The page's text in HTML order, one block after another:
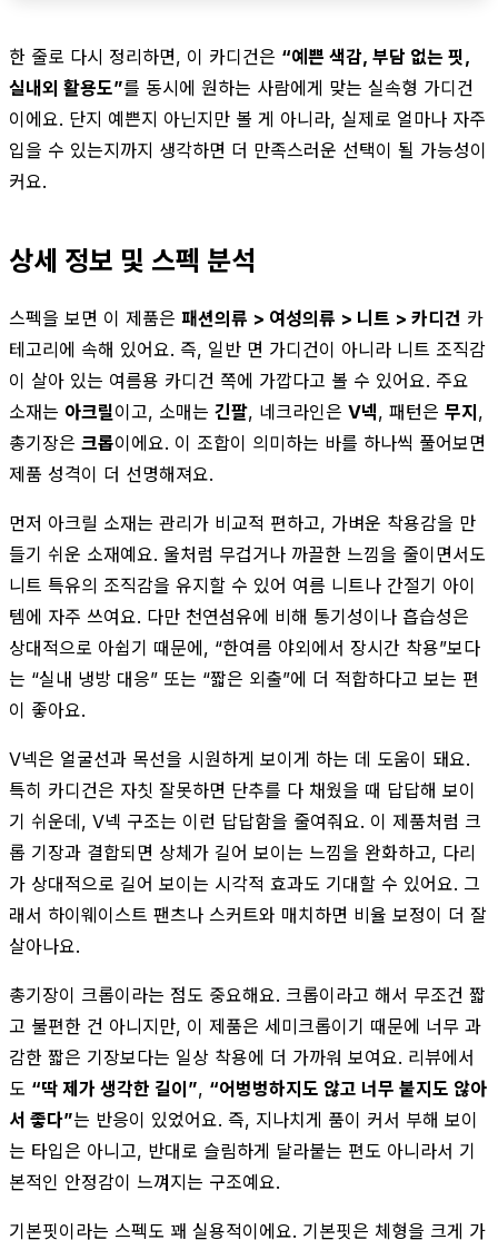
한 줄로 다시 정리하면, 이 카디건은 “예쁜 색감, 부담 없는 핏,
실내외 활용도”를 동시에 원하는 사람에게 맞는 실속형 가디건
이에요. 단지 예쁜지 아닌지만 볼 게 아니라, 실제로 얼마나 자주
입을 수 있는지까지 생각하면 더 만족스러운 선택이 될 가능성이
커요.
상세 정보 및 스펙 분석
스펙을 보면 이 제품은 패션의류 > 여성의류 > 니트 > 카디건 카
테고리에 속해 있어요. 즉, 일반 면 가디건이 아니라 니트 조직감
이 살아 있는 여름용 카디건 쪽에 가깝다고 볼 수 있어요. 주요
소재는 아크릴이고, 소매는 긴팔, 네크라인은 V넥, 패턴은 무지,
총기장은 크롭이에요. 이 조합이 의미하는 바를 하나씩 풀어보면
제품 성격이 더 선명해져요.
먼저 아크릴 소재는 관리가 비교적 편하고, 가벼운 착용감을 만
들기 쉬운 소재예요. 울처럼 무겁거나 까끌한 느낌을 줄이면서도
니트 특유의 조직감을 유지할 수 있어 여름 니트나 간절기 아이
템에 자주 쓰여요. 다만 천연섬유에 비해 통기성이나 흡습성은
상대적으로 아쉽기 때문에, “한여름 야외에서 장시간 착용”보다
는 “실내 냉방 대응” 또는 “짧은 외출”에 더 적합하다고 보는 편
이 좋아요.
V넥은 얼굴선과 목선을 시원하게 보이게 하는 데 도움이 돼요.
특히 카디건은 자칫 잘못하면 단추를 다 채웠을 때 답답해 보이
기 쉬운데, V넥 구조는 이런 답답함을 줄여줘요. 이 제품처럼 크
롭 기장과 결합되면 상체가 길어 보이는 느낌을 완화하고, 다리
가 상대적으로 길어 보이는 시각적 효과도 기대할 수 있어요. 그
래서 하이웨이스트 팬츠나 스커트와 매치하면 비율 보정이 더 잘
살아나요.
총기장이 크롭이라는 점도 중요해요. 크롭이라고 해서 무조건 짧
고 불편한 건 아니지만, 이 제품은 세미크롭이기 때문에 너무 과
감한 짧은 기장보다는 일상 착용에 더 가까워 보여요. 리뷰에서
도 “딱 제가 생각한 길이”, “어벙벙하지도 않고 너무 붙지도 않아
서 좋다”는 반응이 있었어요. 즉, 지나치게 품이 커서 부해 보이
는 타입은 아니고, 반대로 슬림하게 달라붙는 편도 아니라서 기
본적인 안정감이 느껴지는 구조예요.
기본핏이라는 스펙도 꽤 실용적이에요. 기본핏은 체형을 크게 가